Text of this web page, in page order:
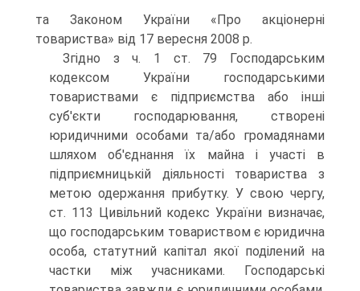
та За­коном України «Про акціонерні
товариства» від 17 вересня 2008 р.
Згідно з ч. 1 ст. 79 Господарським
кодексом України господар­ськими
товариствами є підприємства або інші
суб'єкти господарю­вання, створені
юридичними особами та/або громадянами
шляхом об'­єднання їх майна і участі в
підприємницькій діяльності товариства з
метою одержання прибутку. У свою чергу,
ст. 113 Цивільний кодекс України визначає,
що господарським товариством є юридична
особа, статутний капітал якої поділений на
частки між учасниками. Госпо­дарські